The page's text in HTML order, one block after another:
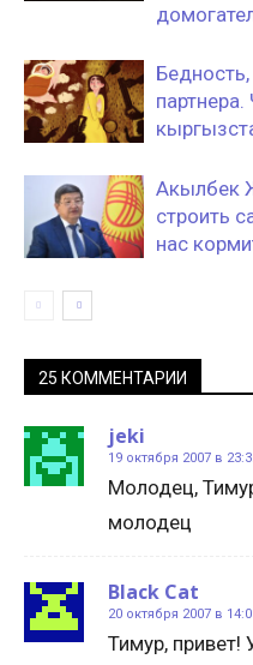
Акылбек
строить
нас
25 КОММЕНТАРИИ
jeki
19 октября 2007 в
Молодец,
молодец
Black Cat
20 октября 2007 в
Тимур,